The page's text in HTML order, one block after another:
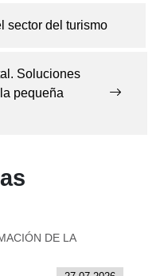
sector del turismo
Soluciones
pequeña
DE LA